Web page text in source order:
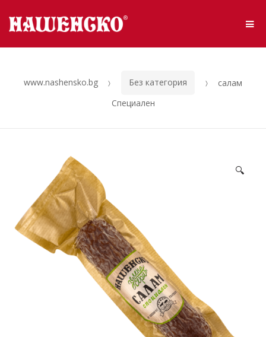
Skip to navigation
Skip to content
www.nashensko.bg Без категория
салам
Специален
🔍